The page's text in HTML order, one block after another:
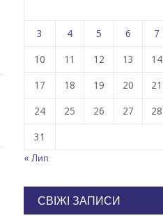
3 4 5 6 7
10 11 12 13 14
17 18 19 20 21
24 25 26 27 28
31
« Лип
СВІЖІ ЗАПИСИ